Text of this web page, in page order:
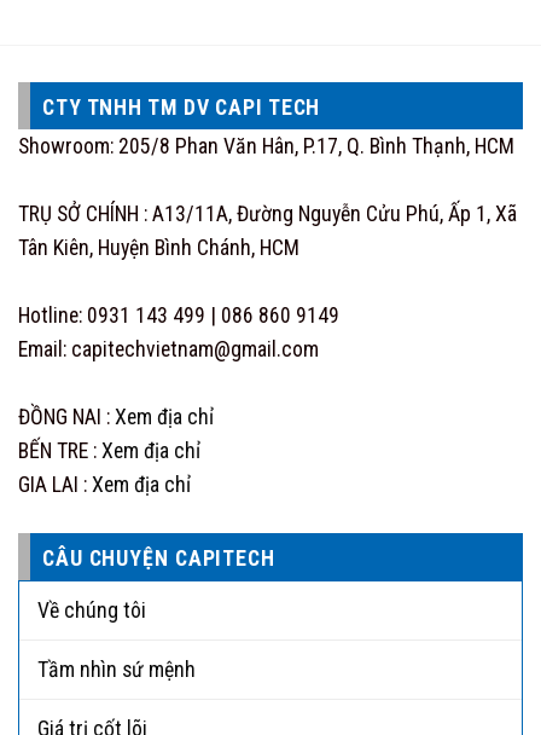
CTY TNHH TM DV CAPI TECH
Showroom: 205/8 Phan Văn Hân, P.17, Q. Bình Thạnh, HCM
TRỤ SỞ CHÍNH : A13/11A, Đường Nguyễn Cửu Phú, Ấp 1, Xã
Tân Kiên, Huyện Bình Chánh, HCM
Hotline: 0931 143 499 | 086 860 9149
Email: capitechvietnam@gmail.com
ĐỒNG NAI : Xem địa chỉ
BẾN TRE : Xem địa chỉ
GIA LAI : Xem địa chỉ
CÂU CHUYỆN CAPITECH
Về chúng tôi
Tầm nhìn sứ mệnh
Giá trị cốt lõi